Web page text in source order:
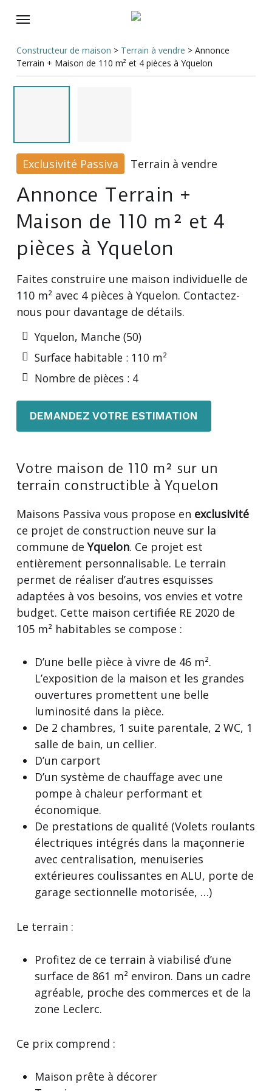
content
Menu
Constructeur de maison > Terrain à vendre > Annonce
Terrain + Maison de 110 m² et 4 pièces à Yquelon
Exclusivité Passiva Terrain à vendre
Annonce Terrain +
Maison de 110 m² et 4
pièces à Yquelon
Faites construire une maison individuelle de
110 m² avec 4 pièces à Yquelon. Contactez-
nous pour davantage de détails.
Yquelon, Manche (50)
Surface habitable : 110 m²
Nombre de pièces : 4
DEMANDEZ VOTRE ESTIMATION
Votre maison de 110 m² sur un
terrain constructible à Yquelon
Maisons Passiva vous propose en exclusivité
ce projet de construction neuve sur la
commune deYquelon. Ce projet est
entièrement personnalisable. Le terrain
permet de réaliser d’autres esquisses
adaptées à vos besoins, vos envies et votre
budget. Cette maison certifiée RE 2020 de
105 m² habitables se compose :
D’une belle pièce à vivre de 46 m².
L’exposition de la maison et les grandes
ouvertures promettent une belle
luminosité dans la pièce.
De 2 chambres, 1 suite parentale, 2 WC, 1
salle de bain, un cellier.
D’un carport
D’un système de chauffage avec une
pompe à chaleur performant et
économique.
De prestations de qualité (Volets roulants
électriques intégrés dans la maçonnerie
avec centralisation, menuiseries
extérieures coulissantes en ALU, porte de
garage sectionnelle motorisée, …)
Le terrain :
Profitez de ce terrain à viabilisé d’une
surface de 861 m² environ. Dans un cadre
agréable, proche des commerces et de la
zone Leclerc.
Ce prix comprend :
Maison prête à décorer